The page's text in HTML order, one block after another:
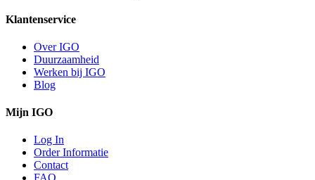
Klantenservice
Over IGO
Duurzaamheid
Werken bij IGO
Blog
Mijn IGO
Log In
Order Informatie
Contact